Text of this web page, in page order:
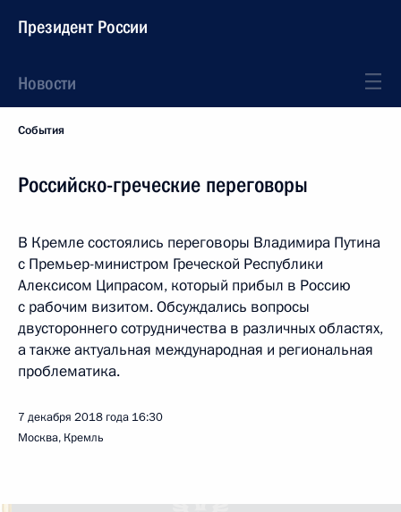
Президент России
Новости
События
Российско-греческие переговоры
В Кремле состоялись переговоры Владимира Путина
с Премьер-министром Греческой Республики
Алексисом Ципрасом, который прибыл в Россию
с рабочим визитом. Обсуждались вопросы
двустороннего сотрудничества в различных областях,
а также актуальная международная и региональная
проблематика.
7 декабря 2018 года 16:30
Москва, Кремль